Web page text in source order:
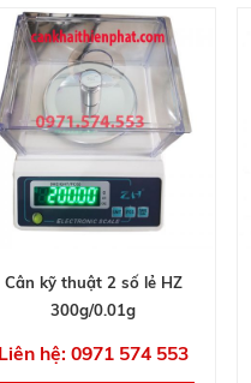
Cân kỹ thuật 2 số lẻ HZ
300g/0.01g
Liên hệ: 0971 574 553